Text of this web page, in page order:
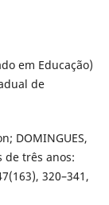
em Educação)
de
DOMINGUES,
de três anos:
320–341,